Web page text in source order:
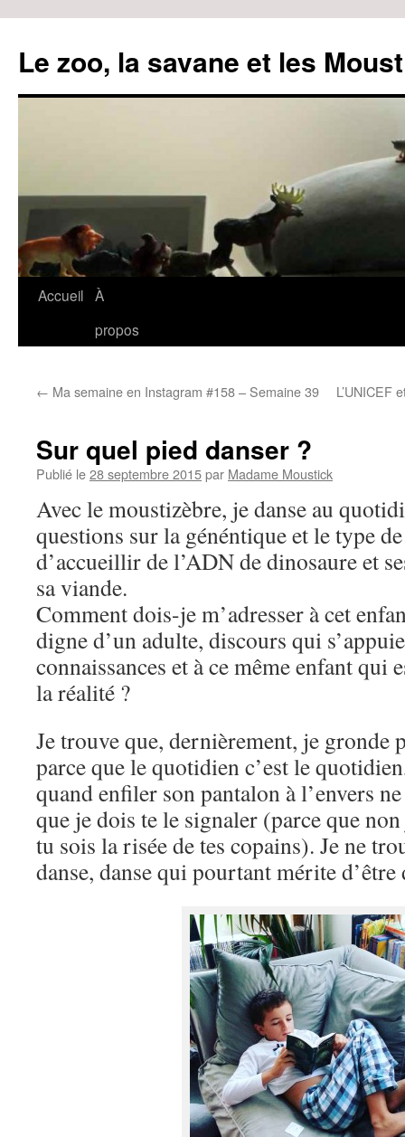
Le zoo, la savane et les
Aller
Accueil À
propos
← Ma semaine en Instagram #158 – Semaine 39 L’UNICEF
Sur quel pied danser ?
Publié le28 septembre 2015par Madame Moustick
Avec le moustizèbre, je danse au
questions sur la généntique et le type
d’accueillir de l’ADN de dinosaure et
sa viande.
Comment dois-je m’adresser à cet
digne d’un adulte, discours qui
connaissances et à ce même enfant qui
la réalité ?
Je trouve que, dernièrement, je gronde
parce que le quotidien c’est le
quand enfiler son pantalon à l’envers
que je dois te le signaler (parce que
tu sois la risée de tes copains). Je ne
danse, danse qui pourtant mérite d’être